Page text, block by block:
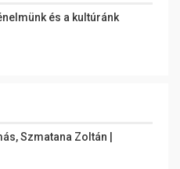
és a kultúránk
Szmatana Zoltán |